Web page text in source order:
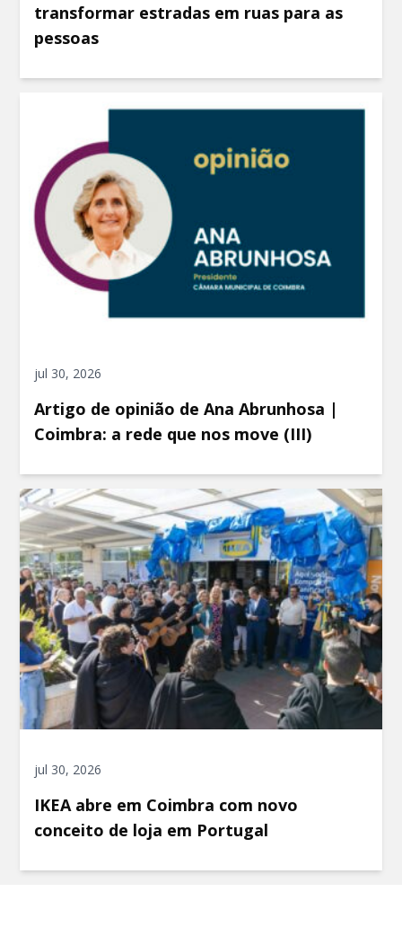
transformar estradas em ruas para as
pessoas
jul 30, 2026
Artigo de opinião de Ana Abrunhosa |
Coimbra: a rede que nos move (III)
jul 30, 2026
IKEA abre em Coimbra com novo
conceito de loja em Portugal